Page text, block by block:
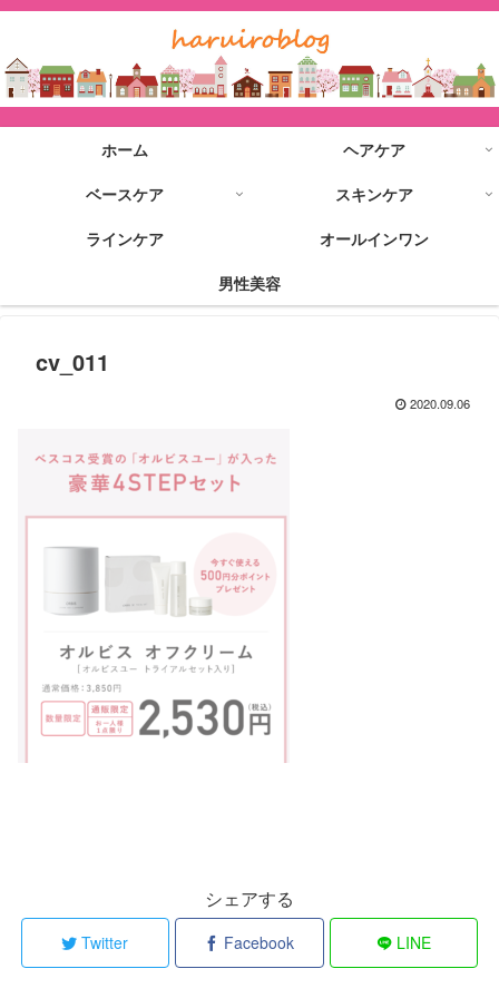
ホーム
ヘアケア
ベースケア
スキンケア
ラインケア
オールインワン
男性美容
cv_011
2020.09.06
シェアする
Twitter Facebook LINE